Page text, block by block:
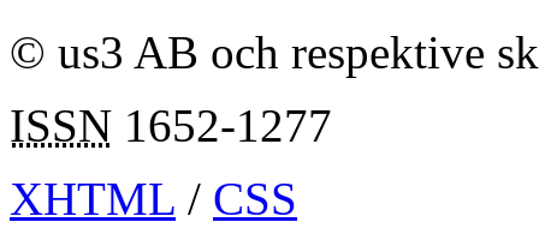
© us3 AB och respektive
ISSN 1652-1277
XHTML / CSS